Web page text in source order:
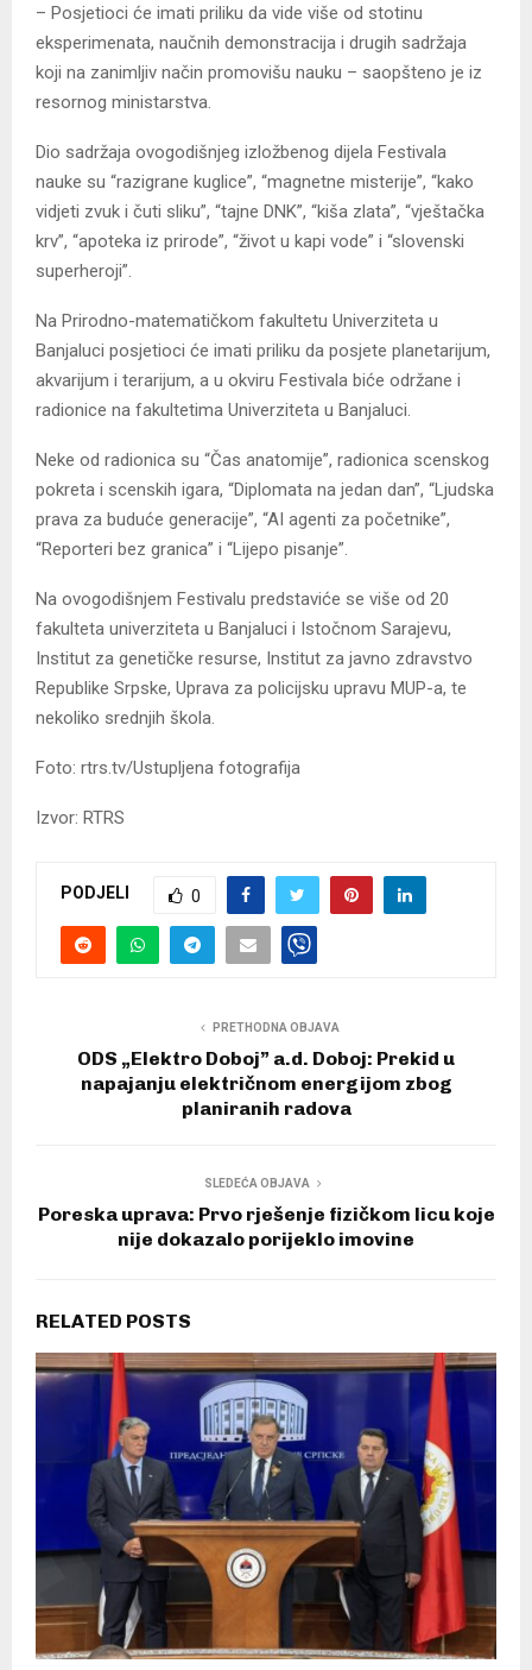
– Posjetioci će imati priliku da vide više od stotinu
eksperimenata, naučnih demonstracija i drugih sadržaja
koji na zanimljiv način promovišu nauku – saopšteno je iz
resornog ministarstva.
Dio sadržaja ovogodišnjeg izložbenog dijela Festivala
nauke su “razigrane kuglice”, “magnetne misterije”, “kako
vidjeti zvuk i čuti sliku”, “tajne DNK”, “kiša zlata”, “vještačka
krv”, “apoteka iz prirode”, “život u kapi vode” i “slovenski
superheroji”.
Na Prirodno-matematičkom fakultetu Univerziteta u
Banjaluci posjetioci će imati priliku da posjete planetarijum,
akvarijum i terarijum, a u okviru Festivala biće održane i
radionice na fakultetima Univerziteta u Banjaluci.
Neke od radionica su “Čas anatomije”, radionica scenskog
pokreta i scenskih igara, “Diplomata na jedan dan”, “Ljudska
prava za buduće generacije”, “AI agenti za početnike”,
“Reporteri bez granica” i “Lijepo pisanje”.
Na ovogodišnjem Festivalu predstaviće se više od 20
fakulteta univerziteta u Banjaluci i Istočnom Sarajevu,
Institut za genetičke resurse, Institut za javno zdravstvo
Republike Srpske, Uprava za policijsku upravu MUP-a, te
nekoliko srednjih škola.
Foto: rtrs.tv/Ustupljena fotografija
Izvor: RTRS
PODJELI 0
PRETHODNA OBJAVA
ODS „Elektro Doboj” a.d. Doboj: Prekid u
napajanju električnom energijom zbog
planiranih radova
SLEDEĆA OBJAVA
Poreska uprava: Prvo rješenje fizičkom licu koje
nije dokazalo porijeklo imovine
RELATED POSTS